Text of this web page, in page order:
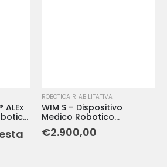
ROBOTICA RIABILITATIVA
WIM S – Dispositivo
Medico Robotico
Indossabile per
Assistenza Domiciliare,
€2.900,00